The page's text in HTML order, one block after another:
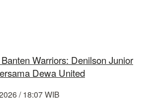
Warriors: Denilson Junior
Dewa United
/ 18:07 WIB